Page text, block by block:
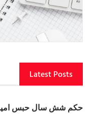
Latest Posts
حکم شش سال حبس